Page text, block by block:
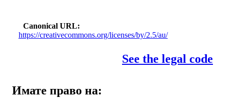
Canonical URL
https://creativecommons.org/licenses/by/2.5/au/
See the legal code
Имате право на: